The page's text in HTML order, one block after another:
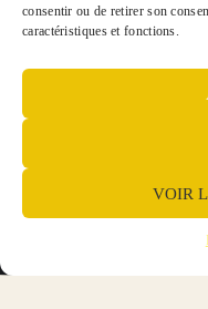
consentir ou de retirer son
caractéristiques et fonctions.
VOIR